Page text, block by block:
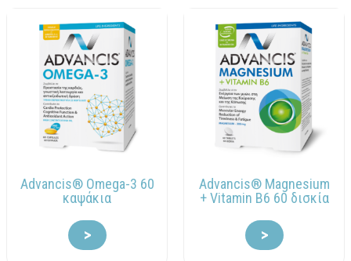
Advancis® Omega-3 60
καψάκια
>
Advancis® Magnesium
+ Vitamin B6 60 δισκία
>